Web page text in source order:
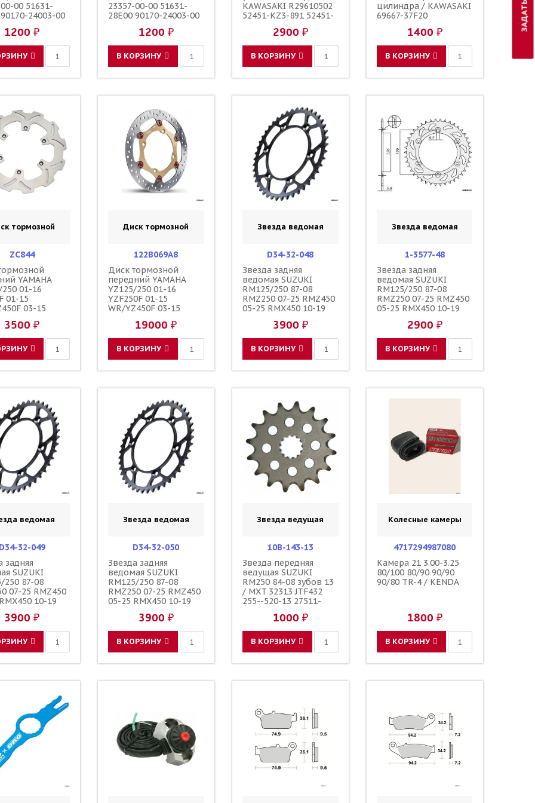
00 51631-
24003-00
1200 ₽
23357-00-00 51631-
28E00 90170-24003-00
1200 ₽
В КОРЗИНУ
KAWASAKI R29610502
52451-KZ3-891 52451-
62273-36F00 52451-
MKE-AF1
2900 ₽
В КОРЗИНУ
цилиндра / KAWASAKI
69667-37F20
1400 ₽
В КОРЗИНУ
тормозной
ZC844
YAMAHA
01-16
01-15
03-15
250 89-08
/ ARASHI
3500 ₽
Диск тормозной
122B069A8
Диск тормозной
передний YAMAHA
YZ125/250 01-16
YZF250F 01-15
WR/YZ450F 03-15
15-16 SUZUKI
RM125/250 89-08
267мм / BREMBO
19000 ₽
В КОРЗИНУ
Звезда ведомая
D34-32-048
Звезда задняя
ведомая SUZUKI
RM125/250 87-08
RMZ250 07-25 RMZ450
05-25 RMX450 10-19
48 JTR808 123U-520-48
3900 ₽
В КОРЗИНУ
Звезда ведомая
1-3577-48
Звезда задняя
ведомая SUZUKI
RM125/250 87-08
RMZ250 07-25 RMZ450
05-25 RMX450 10-19
JTR808 123U-520-48
2900 ₽
В КОРЗИНУ
ведомая
D34-32-049
задняя
SUZUKI
250 87-08
07-25 RMZ450
10-19
49
3900 ₽
Звезда ведомая
D34-32-050
Звезда задняя
ведомая SUZUKI
RM125/250 87-08
RMZ250 07-25 RMZ450
05-25 RMX450 10-19
50 JTR808 123U-520-50
3900 ₽
В КОРЗИНУ
Звезда ведущая
10B-143-13
Звезда передняя
ведущая SUZUKI
RM250 84-08 зубов 13
/ MXT 32313 JTF432
255--520-13 27511-
1000 ₽
В КОРЗИНУ
Колесные камеры
4717294987080
Камера 21 3.00-3.25
80/100 80/90 90/90
90/80 TR-4 / KENDA
1800 ₽
В КОРЗИНУ